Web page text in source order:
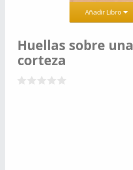
Añadir Libro
Huellas sobre una
corteza